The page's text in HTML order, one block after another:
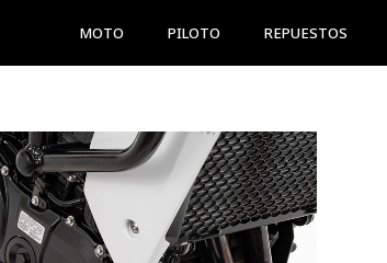
MOTO PILOTO REPUESTOS